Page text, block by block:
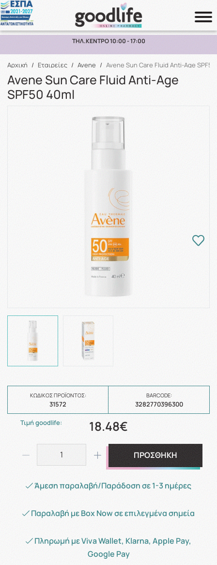
Αναζήτηση
ΠΑΡΑΛΑΒΗ ΑΠΟ ΤΟ ΚΑΤΑΣΤΗΜΑ ΑΝΩ ΤΩΝ 10€
Αρχική / Εταιρείες / Avene / Avene Sun Care Fluid Anti-Age
Avene Sun Care Fluid Anti-Age
SPF50 40ml
ΚΩΔΙΚΌΣ ΠΡΟΪΌΝΤΟΣ:
31572
BARCODE:
3282770396300
Τιμή goodlife: 18.48€
ΠΡΟΣΘΗΚΗ
Άμεση παραλαβή/Παράδοση σε 1-3 ημέρες
Παραλαβή με Box Now σε επιλεγμένα σημεία
Πληρωμή με Viva Wallet, Klarna, Apple Pay,
Google Pay